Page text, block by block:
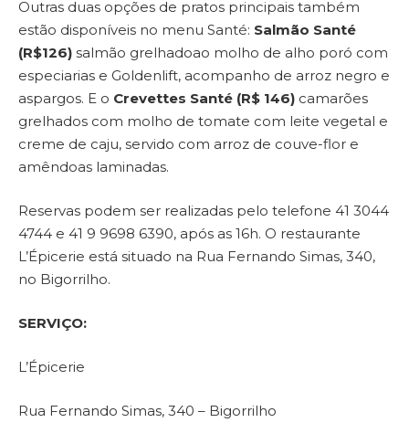
Outras duas opções de pratos principais também
estão disponíveis no menu Santé: Salmão Santé
(R$126) salmão grelhadoao molho de alho poró com
especiarias e Goldenlift, acompanho de arroz negro e
aspargos. E o Crevettes Santé (R$ 146) camarões
grelhados com molho de tomate com leite vegetal e
creme de caju, servido com arroz de couve-flor e
amêndoas laminadas.
Reservas podem ser realizadas pelo telefone 41 3044
4744 e 41 9 9698 6390, após as 16h. O restaurante
L’Épicerie está situado na Rua Fernando Simas, 340,
no Bigorrilho.
SERVIÇO:
L’Épicerie
Rua Fernando Simas, 340 – Bigorrilho